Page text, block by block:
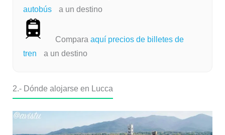
autobús
a un destino
Compara aquí precios de billetes de
tren
a un destino
2.- Dónde alojarse en Lucca